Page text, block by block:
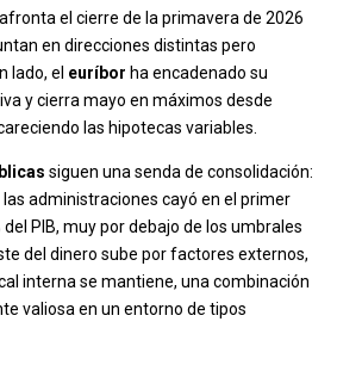
el cierre de la primavera de 2026
en direcciones distintas pero
lado, el euríbor ha encadenado su
y cierra mayo en máximos desde
las hipotecas variables.
siguen una senda de consolidación:
administraciones cayó en el primer
PIB, muy por debajo de los umbrales
del dinero sube por factores externos,
interna se mantiene, una combinación
valiosa en un entorno de tipos